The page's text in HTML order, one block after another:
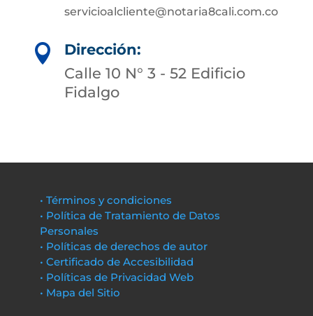
servicioalcliente@notaria8cali.com.co

Dirección:
Calle 10 N° 3 - 52 Edificio
Fidalgo
• Términos y condiciones
• Política de Tratamiento de Datos
Personales
• Políticas de derechos de autor
• Certificado de Accesibilidad
• Políticas de Privacidad Web
• Mapa del Sitio